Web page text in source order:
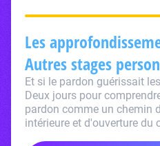
Les
Autres stages
Et si le pardon guérissait
Deux jours pour
pardon comme un chemin
intérieure et d'ouverture du